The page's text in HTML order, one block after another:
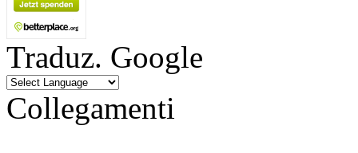
Traduz. Google
Collegamenti